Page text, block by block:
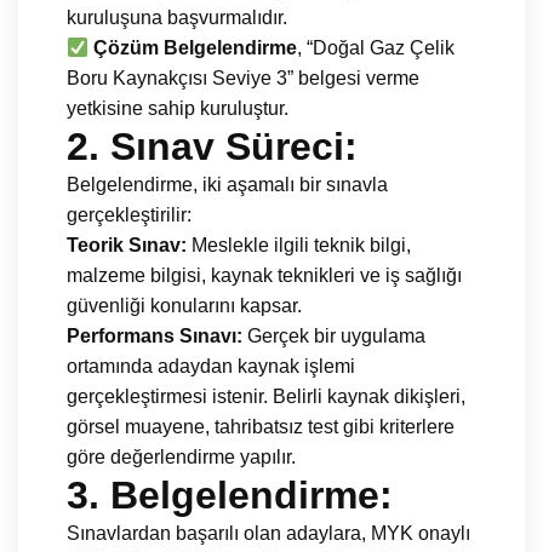
kuruluşuna başvurmalıdır.
Çözüm Belgelendirme, “Doğal Gaz Çelik
Boru Kaynakçısı Seviye 3” belgesi verme
yetkisine sahip kuruluştur.
2. Sınav Süreci:
Belgelendirme, iki aşamalı bir sınavla
gerçekleştirilir:
Teorik Sınav: Meslekle ilgili teknik bilgi,
malzeme bilgisi, kaynak teknikleri ve iş sağlığı
güvenliği konularını kapsar.
Performans Sınavı: Gerçek bir uygulama
ortamında adaydan kaynak işlemi
gerçekleştirmesi istenir. Belirli kaynak dikişleri,
görsel muayene, tahribatsız test gibi kriterlere
göre değerlendirme yapılır.
3. Belgelendirme:
Sınavlardan başarılı olan adaylara, MYK onaylı